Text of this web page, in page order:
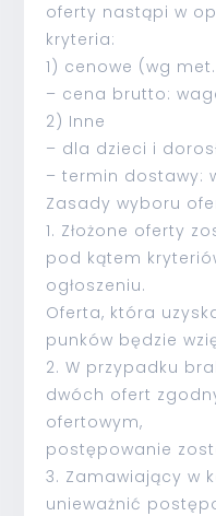
oferty nastąpi w
kryteria:
1) cenowe (wg
– cena brutto:
2) Inne
– dla dzieci i
– termin dostawy:
Zasady wyboru
1. Złożone oferty
pod kątem
ogłoszeniu.
Oferta, która
punków będzie
2. W przypadku
dwóch ofert
ofertowym,
postępowanie
3. Zamawiający w
unieważnić